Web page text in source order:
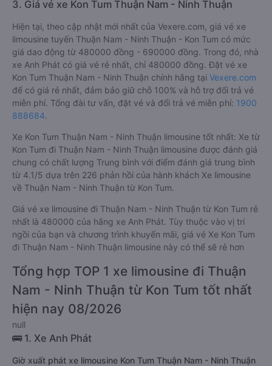
3. Giá vé xe Kon Tum Thuận Nam - Ninh Thuận
Hiện tại, theo cập nhật mới nhất của Vexere.com, giá vé xe
limousine tuyến Thuận Nam - Ninh Thuận - Kon Tum có mức
giá dao động từ 480000 đồng - 690000 đồng. Trong đó, nhà
xe Anh Phát có giá vé rẻ nhất, chỉ 480000 đồng. Đặt vé xe
Kon Tum Thuận Nam - Ninh Thuận chính hãng tại Vexere.com
để có giá rẻ nhất, đảm bảo giữ chỗ 100% và hỗ trợ đổi trả vé
miễn phí. Tổng đài tư vấn, đặt vé và đổi trả vé miễn phí: 1900
888684.
Xe Kon Tum Thuận Nam - Ninh Thuận limousine tốt nhất: Xe từ
Kon Tum đi Thuận Nam - Ninh Thuận limousine được đánh giá
chung có chất lượng Trung bình với điểm đánh giá trung bình
từ 4.1/5 dựa trên 226 phản hồi của hành khách Xe limousine
về Thuận Nam - Ninh Thuận từ Kon Tum.
Giá vé xe limousine đi Thuận Nam - Ninh Thuận từ Kon Tum rẻ
nhất là 480000 của hãng xe Anh Phát. Tùy thuộc vào vị trí
ngồi của bạn và chương trình khuyến mãi, giá vé Xe Kon Tum
đi Thuận Nam - Ninh Thuận limousine này có thể sẽ rẻ hơn
Tổng hợp TOP 1 xe limousine đi Thuận
Nam - Ninh Thuận từ Kon Tum tốt nhất
hiện nay 08/2026
null
🚌 1. Xe Anh Phát
Giờ xuất phát xe limousine Kon Tum Thuận Nam - Ninh Thuận